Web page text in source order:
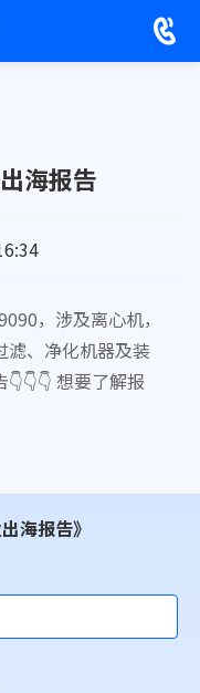
海报告
，涉及离心机，
滤、净化机器及装
想要了解报
海报告》